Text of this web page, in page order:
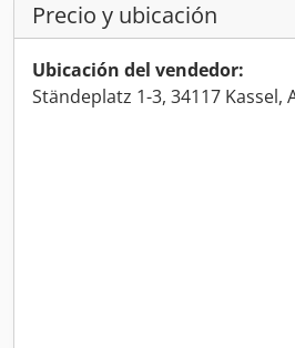
Precio y ubicación
Ubicación del vendedor:
Ständeplatz 1-3, 34117 Kassel,